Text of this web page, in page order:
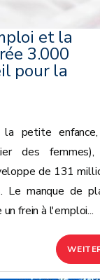
et la
3.000
pour la
petite
des
de 131
Le manque de
frein à l'emploi...